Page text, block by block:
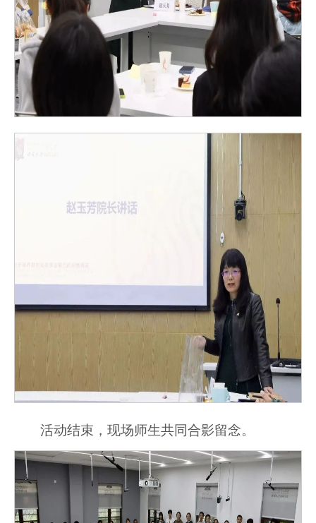
活动结束，现场师生共同合影留念。